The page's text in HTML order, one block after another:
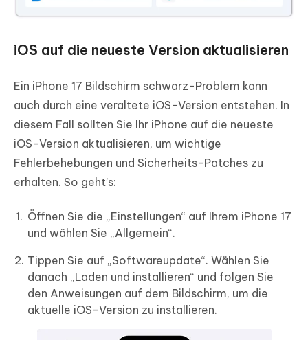
iOS auf die neueste Version aktualisieren
Ein iPhone 17 Bildschirm schwarz-Problem kann
auch durch eine veraltete iOS-Version entstehen. In
diesem Fall sollten Sie Ihr iPhone auf die neueste
iOS-Version aktualisieren, um wichtige
Fehlerbehebungen und Sicherheits-Patches zu
erhalten. So geht’s:
Öffnen Sie die „Einstellungen“ auf Ihrem iPhone 17
und wählen Sie „Allgemein“.
Tippen Sie auf „Softwareupdate“. Wählen Sie
danach „Laden und installieren“ und folgen Sie
den Anweisungen auf dem Bildschirm, um die
aktuelle iOS-Version zu installieren.